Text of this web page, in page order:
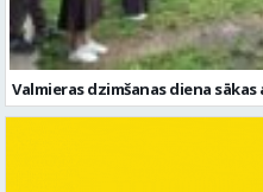
Valmieras dzimšanas diena